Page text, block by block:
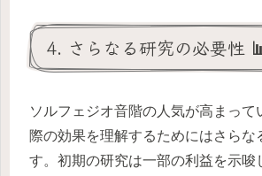
4. さらなる研究の必要性
ソルフェジオ音階の人気が高まって
際の効果を理解するためにはさらな
す。初期の研究は一部の利益を示唆